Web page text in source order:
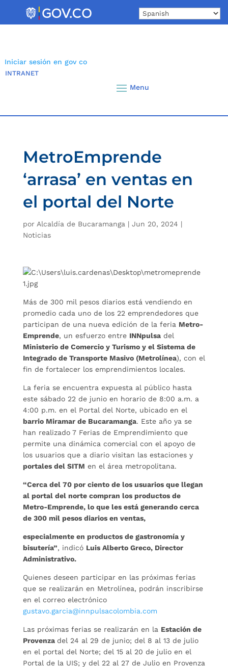
Iniciar sesión en gov co
INTRANET
MetroEmprende
‘arrasa’ en ventas en
el portal del Norte
por Alcaldía de Bucaramanga | Jun 20, 2024 |
Noticias
Más de 300 mil pesos diarios está vendiendo en
promedio cada uno de los 22 emprendedores que
participan de una nueva edición de la feria Metro-
Emprende, un esfuerzo entre INNpulsadel
Ministerio de Comercio y Turismo y el Sistema de
Integrado de Transporte Masivo (Metrolínea), con el
fin de fortalecer los emprendimientos locales.
La feria se encuentra expuesta al público hasta
este sábado 22 de junio en horario de 8:00 a.m. a
4:00 p.m. en el Portal del Norte, ubicado en el
barrio Miramar de Bucaramanga. Este año ya se
han realizado 7 Ferias de Emprendimiento que
permite una dinámica comercial con el apoyo de
los usuarios que a diario visitan las estaciones y
portales del SITM en el área metropolitana.
“Cerca del 70 por ciento de los usuarios que llegan
al portal del norte compran los productos de
Metro-Emprende, lo que les está generando cerca
de 300 mil pesos diarios en ventas,
especialmente en productos de gastronomía y
bisutería”, indicó Luis Alberto Greco, Director
Administrativo.
Quienes deseen participar en las próximas ferias
que se realizarán en Metrolínea, podrán inscribirse
en el correo electrónico
gustavo.garcia@innpulsacolombia.com
Las próximas ferias se realizarán en la Estación de
Provenza del 24 al 29 de junio; del 8 al 13 de julio
en el portal del Norte; del 15 al 20 de julio en el
Portal de la UIS; y del 22 al 27 de Julio en Provenza